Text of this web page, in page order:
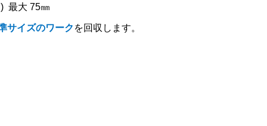
最大 75㎜
サイズのワーク を回収します。